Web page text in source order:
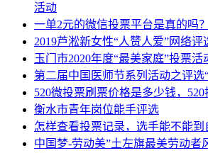
活动
一单2元的微信投票平台是真的吗？
2019芦淞新女性“人赞人爱”网络评
玉门市2020年度“最美家庭”投票活
第二届中国医师节系列活动之评选
520微投票刷票价格是多少钱，
衡水市青年岗位能手评选
怎样查看投票记录，选手能不能到
中国梦-劳动美”土左旗最美劳动者